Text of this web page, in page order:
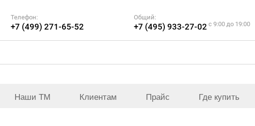
Телефон:
+7 (499) 271-65-52
Общий:
+7 (495) 933-27-02 c 9:00 до 19:00
Наши ТМ Клиентам Прайс Где купить